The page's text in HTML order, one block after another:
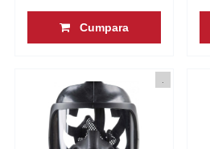
Cumpara
.